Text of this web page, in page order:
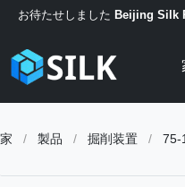
お待たせしました Beijing Silk
家 / 製品 / 掘削装置 / 75-